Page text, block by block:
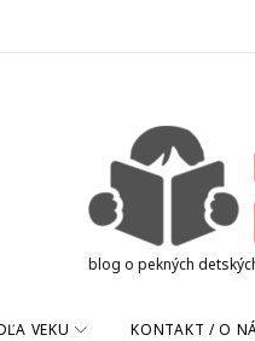
blog o pekných
VEKU KONTAKT / O